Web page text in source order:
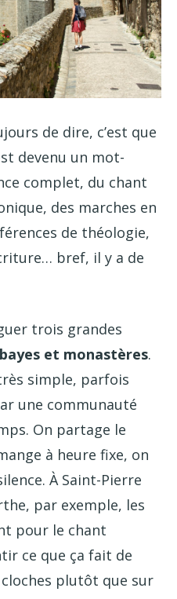
de dire, c’est que
devenu un mot-
complet, du chant
des marches en
de théologie,
bref, il y a de
trois grandes
et monastères.
simple, parfois
une communauté
On partage le
à heure fixe, on
À Saint-Pierre
par exemple, les
pour le chant
ce que ça fait de
plutôt que sur